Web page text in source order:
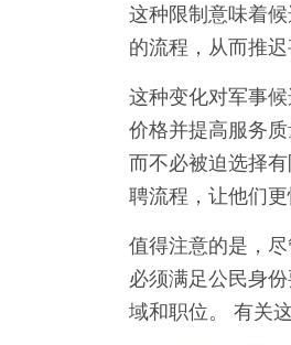
这种限制意味着
的流程，从而推迟
这种变化对军事
价格并提高服务
而不必被迫选择
聘流程，让他们更
值得注意的是，
必须满足公民身
域和职位。 有关